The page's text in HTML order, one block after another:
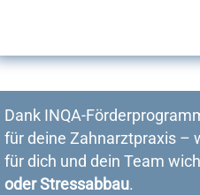
Dank INQA-
für deine Zahnarztpraxis –
für dich und dein Team
oder Stressabbau.